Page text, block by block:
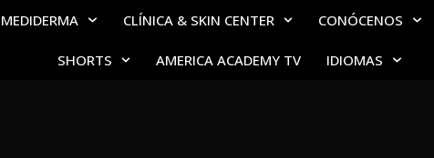
MEDIDERMA CLÍNICA & SKIN CENTER CONÓCENOS
SHORTS AMERICA ACADEMY TV IDIOMAS